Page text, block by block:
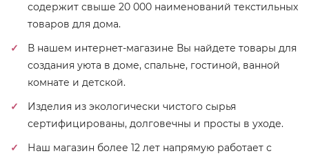
содержит свыше 20 000 наименований текстильных
товаров для дома.
В нашем интернет-магазине Вы найдете товары для
создания уюта в доме, спальне, гостиной, ванной
комнате и детской.
Изделия из экологически чистого сырья
сертифицированы, долговечны и просты в уходе.
Наш магазин более 12 лет напрямую работает с